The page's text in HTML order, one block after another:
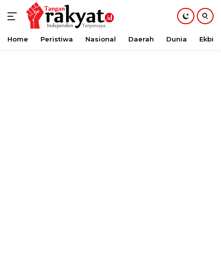
Langsung
Home Peristiwa Nasional Daerah Dunia Ekbis